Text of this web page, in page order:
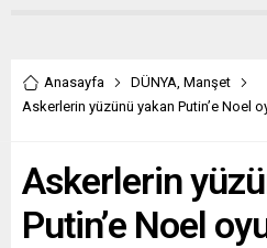
Anasayfa DÜNYA Manşet
Askerlerin yüzünü yakan Putin’e Noel
Askerlerin
Putin’e Noel